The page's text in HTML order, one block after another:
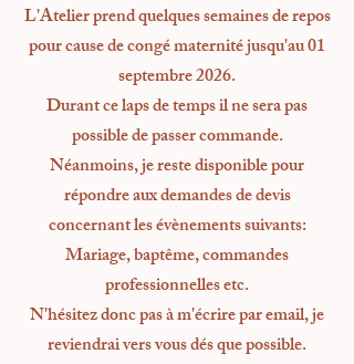
L'Atelier prend quelques semaines de repos
pour causede congé maternité jusqu'au 01
septembre 2026.
Durant ce laps de temps il ne sera pas
possible de passer commande.
Néanmoins, je reste disponible pour
répondre aux demandes de devis
concernant les évènements suivants:
Mariage, baptême, commandes
professionnelles etc.
N'hésitez donc pas à m'écrire par email, je
reviendrai vers vous dés que possible.